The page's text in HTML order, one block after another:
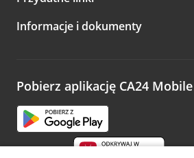
A po wizycie…
Zachęcamy do podzielenia się z nami
opinie.
Informacje i dokumenty
Pobierz aplikację CA24 Mobile